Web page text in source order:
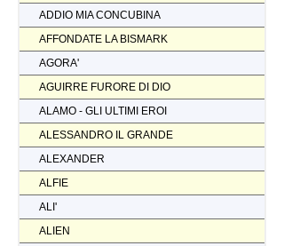
ADDIO MIA CONCUBINA
AFFONDATE LA BISMARK
AGORA'
AGUIRRE FURORE DI DIO
ALAMO - GLI ULTIMI EROI
ALESSANDRO IL GRANDE
ALEXANDER
ALFIE
ALI'
ALIEN